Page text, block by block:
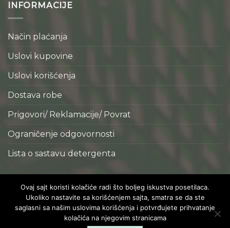
INFORMACIJE
Način plaćanja
Uslovi kupovine
Uslovi korišćenja
Dostava robe
Prigovori/ Reklamacije/ Povrat
Ograničenje odgovornosti
Lista o sastavu detergenta
Copyright 2026 © Realizacija Actuel d.o.o.
Ovaj sajt koristi kolačiće radi što boljeg iskustva posetilaca.
Ukoliko nastavite sa korišćenjem sajta, smatra se da ste
saglasni sa našim uslovima korišćenja i potvrđujete prihvatanje
kolačića na njegovim stranicama